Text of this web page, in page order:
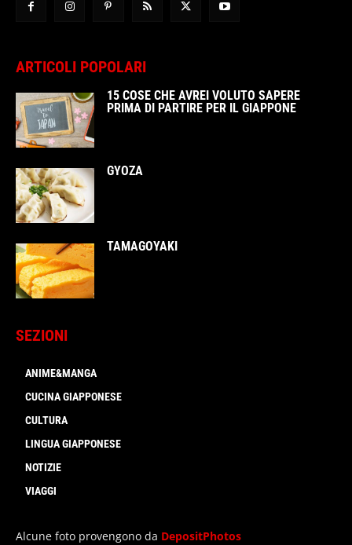
ARTICOLI POPOLARI
15 COSE CHE AVREI VOLUTO SAPERE
PRIMA DI PARTIRE PER IL GIAPPONE
GYOZA
TAMAGOYAKI
SEZIONI
ANIME&MANGA
CUCINA GIAPPONESE
CULTURA
LINGUA GIAPPONESE
NOTIZIE
VIAGGI
Alcune foto provengono da DepositPhotos